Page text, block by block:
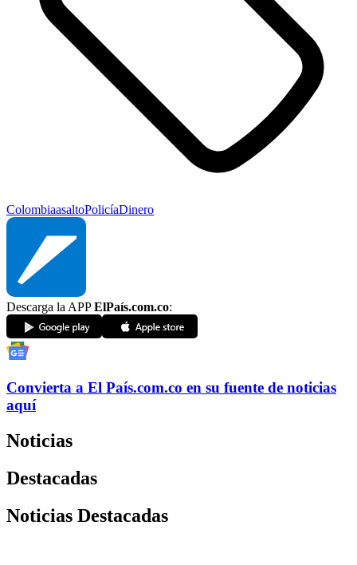
ColombiaasaltoPolicíaDinero
Descarga la APPElPaís.com.co:
Convierta a El País.com.co en su fuente de noticias
aquí
Noticias
Destacadas
Noticias Destacadas